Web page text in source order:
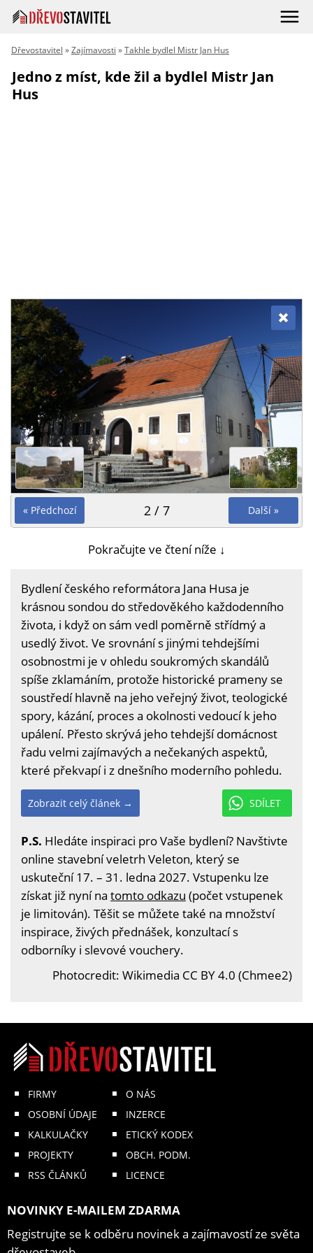
Dřevostavitel »Zajímavosti »Takhle bydlel Mistr Jan Hus
Jedno z míst, kde žil a bydlel Mistr Jan
Hus
« Předchozí Další »
2 / 7
Pokračujte ve čtení níže ↓
Bydlení českého reformátora Jana Husa je
krásnou sondou do středověkého každodenního
života, i když on sám vedl poměrně střídmý a
usedlý život. Ve srovnání s jinými tehdejšími
osobnostmi je v ohledu soukromých skandálů
spíše zklamáním, protože historické prameny se
soustředí hlavně na jeho veřejný život, teologické
spory, kázání, proces a okolnosti vedoucí k jeho
upálení. Přesto skrývá jeho tehdejší domácnost
řadu velmi zajímavých a nečekaných aspektů,
které překvapí i z dnešního moderního pohledu.
SDÍLET
Zobrazit celý článek →
P.S. Hledáte inspiraci pro Vaše bydlení? Navštivte
online stavební veletrh Veleton, který se
uskuteční 17. – 31. ledna 2027. Vstupenku lze
získat již nyní na tomto odkazu (počet vstupenek
je limitován). Těšit se můžete také na množství
inspirace, živých přednášek, konzultací s
odborníky i slevové vouchery.
Photocredit: Wikimedia CC BY 4.0 (Chmee2)
FIRMY
OSOBNÍ ÚDAJE
KALKULAČKY
PROJEKTY
RSS ČLÁNKŮ
O NÁS
INZERCE
ETICKÝ KODEX
OBCH. PODM.
LICENCE
NOVINKY E-MAILEM ZDARMA
Registrujte se k odběru novinek a zajímavostí ze světa